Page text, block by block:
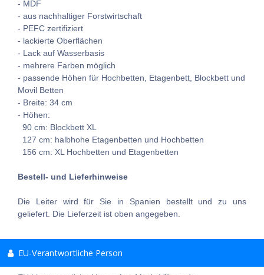
- MDF
- aus nachhaltiger Forstwirtschaft
- PEFC zertifiziert
- lackierte Oberflächen
- Lack auf Wasserbasis
- mehrere Farben möglich
- passende Höhen für Hochbetten, Etagenbett, Blockbett und
Movil Betten
- Breite: 34 cm
- Höhen:
90 cm: Blockbett XL
127 cm: halbhohe Etagenbetten und Hochbetten
156 cm: XL Hochbetten und Etagenbetten
Bestell- und Lieferhinweise
Die Leiter wird für Sie in Spanien bestellt und zu uns
geliefert. Die Lieferzeit ist oben angegeben.
EU-Verantwortliche Person